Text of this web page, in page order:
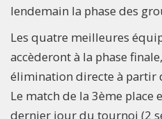
lendemain la phase des
Les quatre meilleures
accèderont à la phase
élimination directe à partir
Le match de la 3ème place
dernier jour du tournoi (2